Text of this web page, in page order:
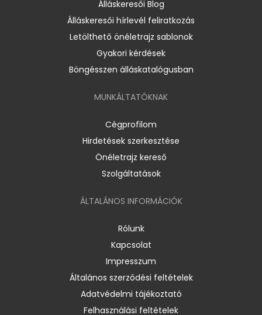
Álláskeresői Blog
Álláskeresői hírlevél feliratkozás
Letölthető önéletrajz sablonok
Gyakori kérdések
Böngésszen álláskatalógusban
MUNKÁLTATÓKNAK
Cégprofilom
Hirdetések szerkesztése
Önéletrajz kereső
Szolgáltatások
ÁLTALÁNOS INFORMÁCIÓK
Rólunk
Kapcsolat
Impresszum
Általános szerződési feltételek
Adatvédelmi tájékoztató
Felhasználási feltételek